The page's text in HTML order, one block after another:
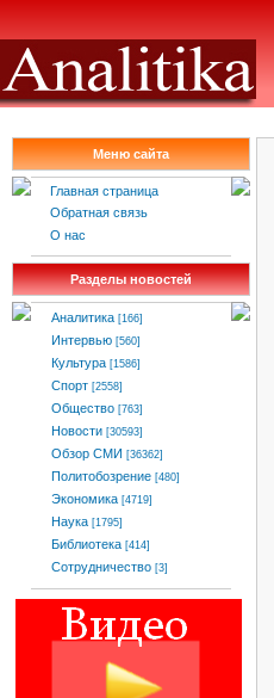
Меню сайта
Главная страница
Обратная связь
О нас
Разделы новостей
Аналитика [166]
Интервью [560]
Культура [1586]
Спорт [2558]
Общество [763]
Новости [30593]
Обзор СМИ [36362]
Политобозрение [480]
Экономика [4719]
Наука [1795]
Библиотека [414]
Сотрудничество [3]